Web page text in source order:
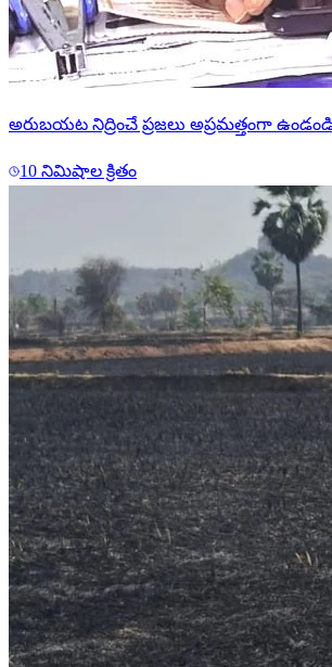
అరుబయట నిద్రించే ప్రజలు అప్రమత్తంగా
10 నిమిషాల క్రితం